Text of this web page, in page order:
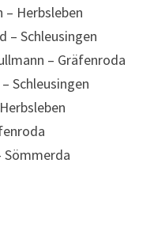
– Herbsleben
– Schleusingen
– Gräfenroda
Schleusingen
Sömmerda